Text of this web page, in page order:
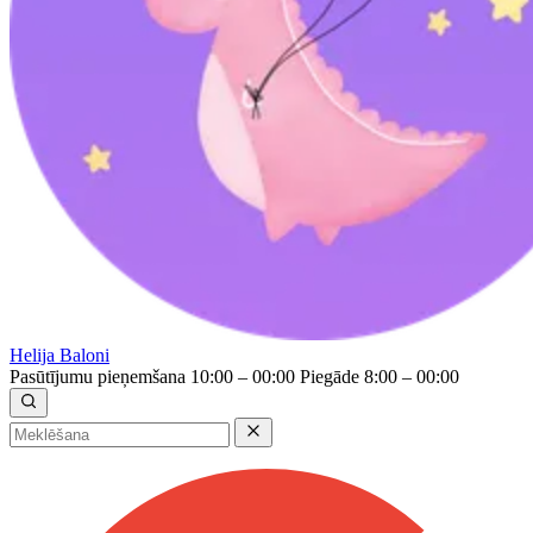
Helija Baloni
Pasūtījumu pieņemšana 10:00 – 00:00 Piegāde 8:00 – 00:00